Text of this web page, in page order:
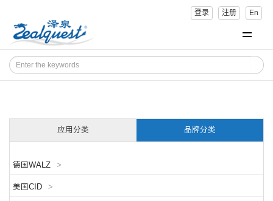
登录 注册 En
应用分类 品牌分类
德国WALZ >
美国CID >